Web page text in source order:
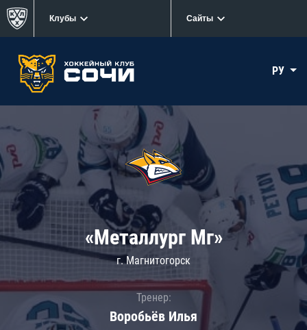
Клубы Сайты
РУ
«Металлург Мг»
г. Магнитогорск
Тренер:
Воробьёв Илья